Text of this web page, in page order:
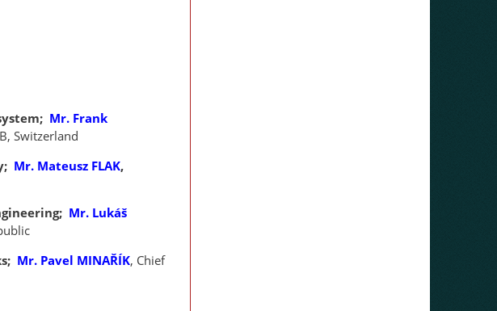
Mr. Frank
Switzerland
Mr. Mateusz FLAK,
Mr. Lukáš
Mr. Pavel MINAŘÍK, Chief